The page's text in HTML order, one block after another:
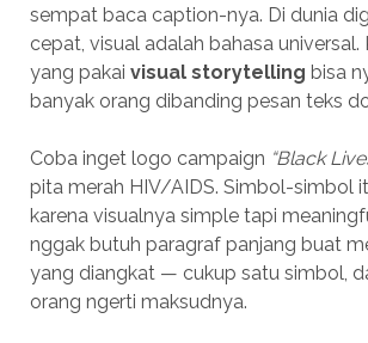
sempat baca caption-nya. Di dunia
cepat, visual adalah bahasa
yang pakai visual storytelling bisa
banyak orang dibanding pesan teks
Coba inget logo campaign “Black
pita merah HIV/AIDS. Simbol-simbol
karena visualnya simple tapi
nggak butuh paragraf panjang buat
yang diangkat — cukup satu simbol,
orang ngerti maksudnya.